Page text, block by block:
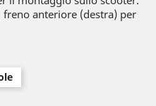
anteriore (destra) per